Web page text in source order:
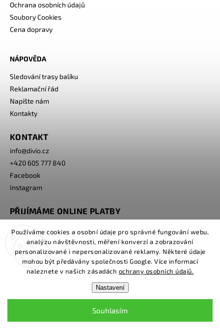
Používáme cookies a osobní údaje pro správné fungování webu,
analýzu návštěvnosti, měření konverzí a zobrazování
personalizované i nepersonalizované reklamy. Některé údaje
mohou být předávány společnosti Google. Více informací
naleznete v našich zásadách ochrany osobních údajů.
Nastavení
Souhlasím
Ochrana osobních údajů
Soubory Cookies
Cena dopravy
NÁPOVĚDA
Sledování trasy balíku
Reklamační řád
Napište nám
Kontakty
KONTAKT
info@divio.cz
+420 605 777 840
Facebook
Instagram
PŘIJÍMÁME ONLINE PLATBY